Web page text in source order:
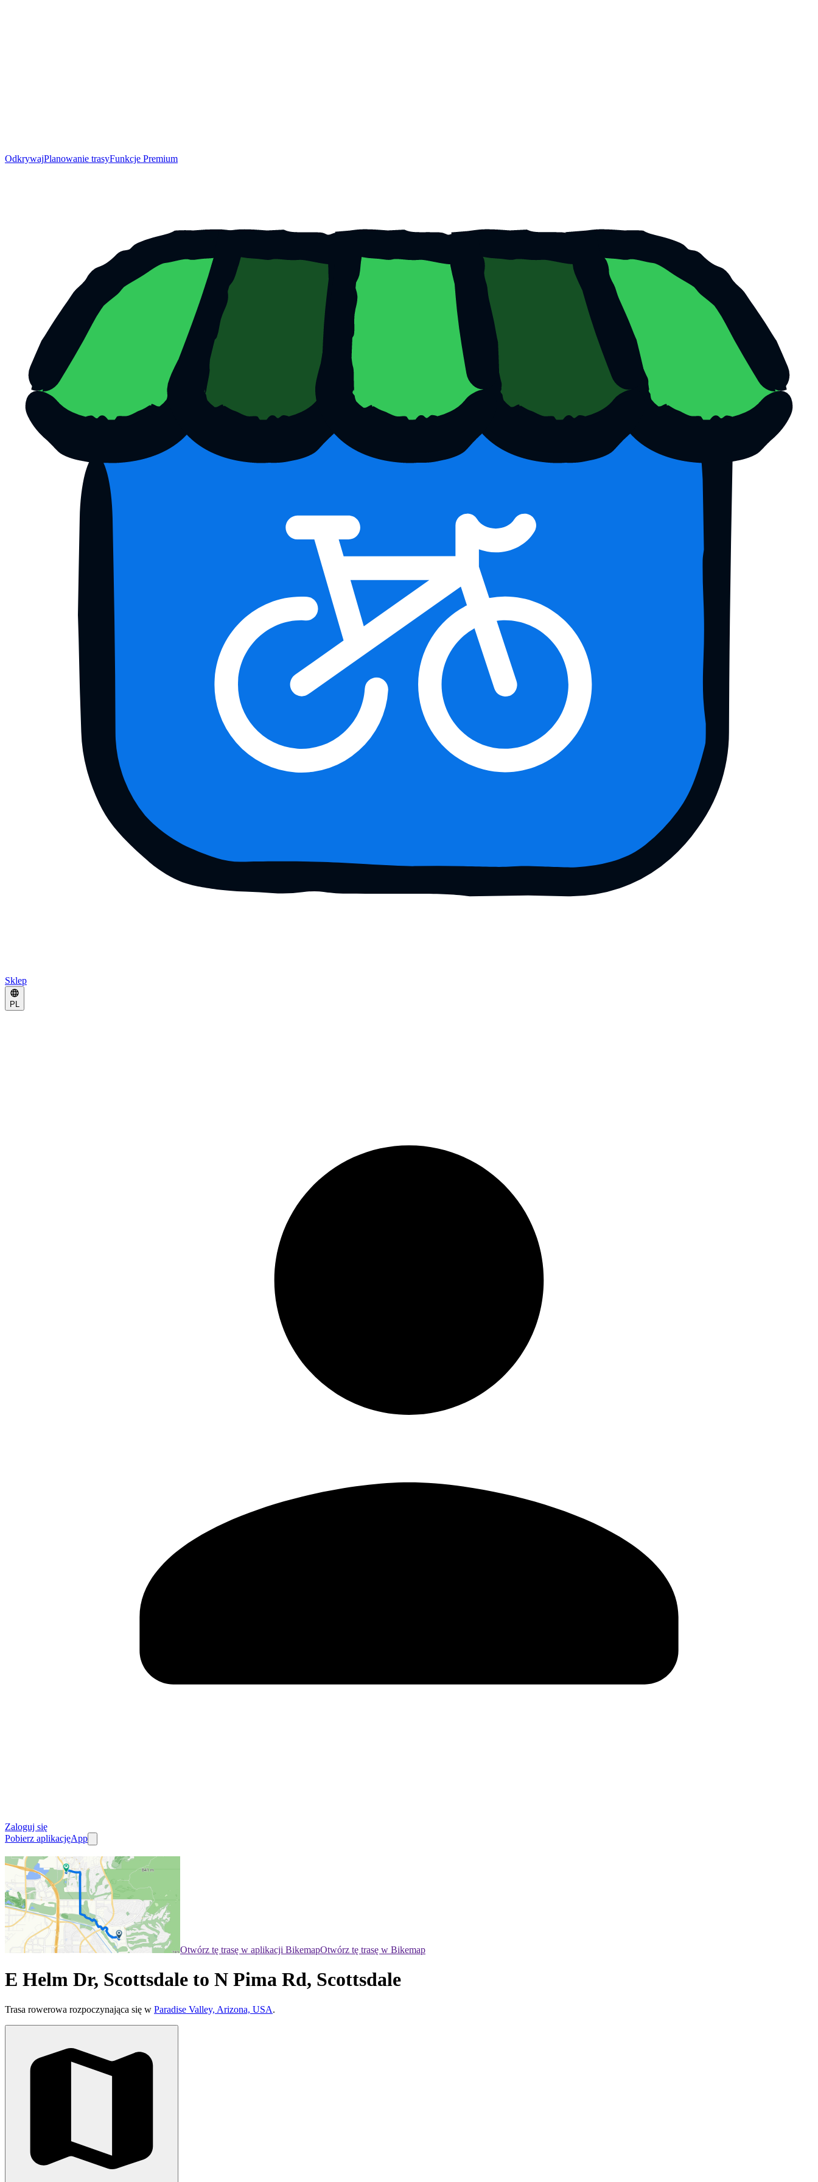
OdkrywajPlanowanie trasyFunkcje Premium
Sklep
PL
Zaloguj się
Pobierz aplikacjęApp
Otwórz tę trasę w aplikacji BikemapOtwórz tę trasę w Bikemap
E Helm Dr, Scottsdale to N Pima Rd, Scottsdale
Trasa rowerowa rozpoczynająca się w Paradise Valley, Arizona, USA.